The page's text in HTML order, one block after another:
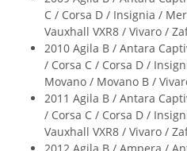
C / Corsa D / Insignia /
Vauxhall VXR8 / Vivaro /
2010 Agila B / Antara
/ Corsa C / Corsa D /
Movano / Movano B /
2011 Agila B / Antara
/ Corsa C / Corsa D /
Vauxhall VXR8 / Vivaro /